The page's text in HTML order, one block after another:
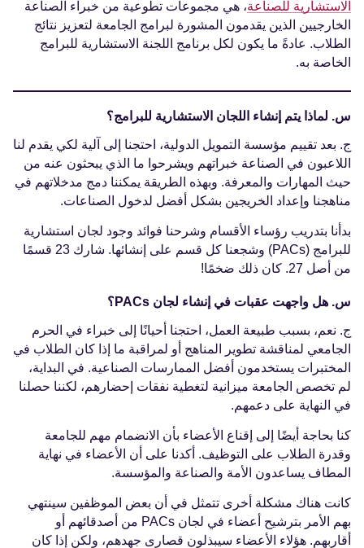
الاستشارية للصناعة، هي مجموعات تطوعية من خبراء الصناعة
الخارجيين الذين يقدمون المشورة لبرامج الجامعة لتعزيز نتائج
الطلاب. عادةً ما يكون لكل برنامج اللجنة الاستشارية للبرامج
الخاصة به.
س. لماذا يتم إنشاء اللجان الاستشارية للبرامج؟
ج. بعد تقييم مؤسسة التمويل الدولية، احتجنا إلى آلية لكي يقدم لنا
اللاعبون في الصناعة خبراتهم ويشرحوا ما الذي يبحثون عنه من
حيث المهارات والمعرفة. وبهذه الطريقة يمكننا دمج مدخلاتهم في
مناهجنا وإعداد الخريجين بشكل أفضل لدخول الصناعات.
بدأنا بتدريب رؤساء الأقسام وشرحنا فوائد وجود لجان استشارية
للبرامج (PACs) وشجعنا كل قسم على إنشائها. شارك 23 قسمًا
من أصل 27. كان ذلك ضخمًا!
س. هل واجهت عقبات في إنشاء لجان PACs؟
ج. نعم، بسبب طبيعة العمل، احتجنا أحيانًا إلى خبراء في الحرم
الجامعي لمناقشة تطوير المناهج أو لمراقبة ما إذا كان الطلاب في
المختبرات يستخدمون أفضل الممارسات الصناعية. في البداية،
لم تخصص الجامعة ميزانية لتغطية نفقات إحضارهم، لكننا حصلنا
في النهاية على دعمهم.
كنا بحاجة أيضًا إلى إقناع الأعضاء بأن الانضمام مهم للجامعة
وقدرة الطلاب على التوظيف. أكدنا على أن الأعضاء في نهاية
المطاف يساعدون الأمة والصناعة والمؤسسة.
كانت هناك مشكلة أخرى تتمثل في أن بعض الموظفين سينتهي
بهم الأمر بترشيح أعضاء في لجان PACs من أصدقائهم أو
أقاربهم. هؤلاء الأعضاء سيبذلون قصارى جهدهم، ولكن إذا كان